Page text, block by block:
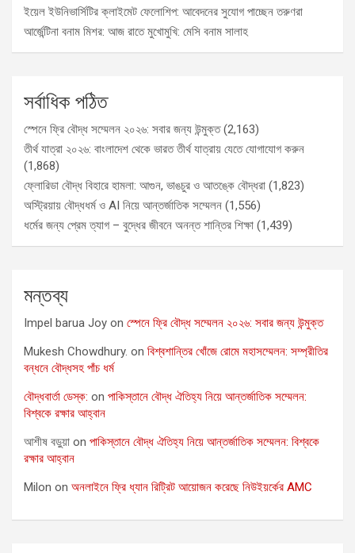
ইয়েল ইউনিভার্সিটির ক্লাইমেট ফেলোশিপ: আবেদনের সুযোগ পাচ্ছেন তরুণরা
আর্জেন্টিনা বনাম মিশর: আজ রাতে মুখোমুখি: মেসি বনাম সালাহ
সর্বাধিক পঠিত
স্পেনে ফ্রি বৌদ্ধ সম্মেলন ২০২৬: সবার জন্য উন্মুক্ত (2,163)
তীর্থ যাত্রা ২০২৬: বাংলাদেশ থেকে ভারত তীর্থ যাত্রায় যেতে যোগাযোগ করুন
(1,868)
ফ্লোরিডা বৌদ্ধ বিহারে হামলা: আগুন, ভাঙচুর ও আতঙ্কে বৌদ্ধরা (1,823)
অস্ট্রিয়ায় বৌদ্ধধর্ম ও AI নিয়ে আন্তর্জাতিক সম্মেলন (1,556)
ধর্মের জন্য প্রেম ত্যাগ – বুদ্ধের জীবনে অনন্ত শান্তির শিক্ষা (1,439)
মন্তব্য
Impel barua Joy on স্পেনে ফ্রি বৌদ্ধ সম্মেলন ২০২৬: সবার জন্য উন্মুক্ত
Mukesh Chowdhury. on বিশ্বশান্তির খোঁজে রোমে মহাসম্মেলন: সম্প্রীতির
বন্ধনে বৌদ্ধসহ পাঁচ ধর্ম
বৌদ্ধবার্তা ডেস্ক: on পাকিস্তানে বৌদ্ধ ঐতিহ্য নিয়ে আন্তর্জাতিক সম্মেলন:
বিশ্বকে রক্ষার আহ্বান
আশীষ বড়ুয়া on পাকিস্তানে বৌদ্ধ ঐতিহ্য নিয়ে আন্তর্জাতিক সম্মেলন: বিশ্বকে
রক্ষার আহ্বান
Milon on অনলাইনে ফ্রি ধ্যান রিট্রিট আয়োজন করেছে নিউইয়র্কের AMC